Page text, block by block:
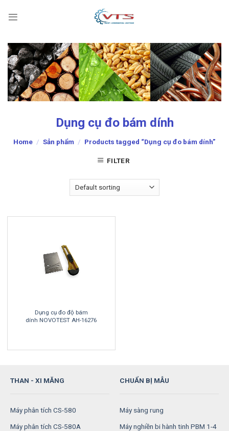
Dụng cụ đo bám dính
Home / Sản phẩm / Products tagged “Dụng cụ đo bám dính”
FILTER
Dụng cụ đo độ bám
dính NOVOTEST AH-16276
THAN - XI MĂNG
Máy phân tích CS-580
Máy phân tích CS-580A
CHUẨN BỊ MẪU
Máy sàng rung
Máy nghiền bi hành tinh PBM 1-4